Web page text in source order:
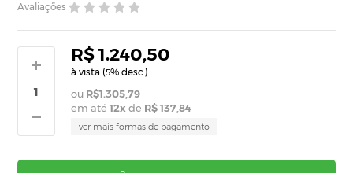
Avaliações
R$ 1.240,50
à vista (5% desc.)
R$1.305,79
em até12x de R$ 137,84
ver mais formas de pagamento